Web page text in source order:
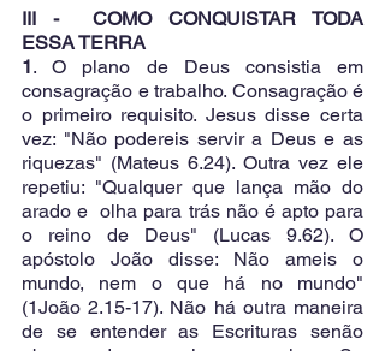
III -  COMO CONQUISTAR TODA
ESSA TERRA
1. O plano de Deus consistia em
consagração e trabalho. Consagração é
o primeiro requisito. Jesus disse certa
vez: "Não podereis servir a Deus e as
riquezas" (Mateus 6.24). Outra vez ele
repetiu: "Qualquer que lança mão do
arado e  olha para trás não é apto para
o reino de Deus" (Lucas 9.62). O
apóstolo João disse: Não ameis o
mundo, nem o que há no mundo"
(1João 2.15-17). Não há outra maneira
de se entender as Escrituras senão